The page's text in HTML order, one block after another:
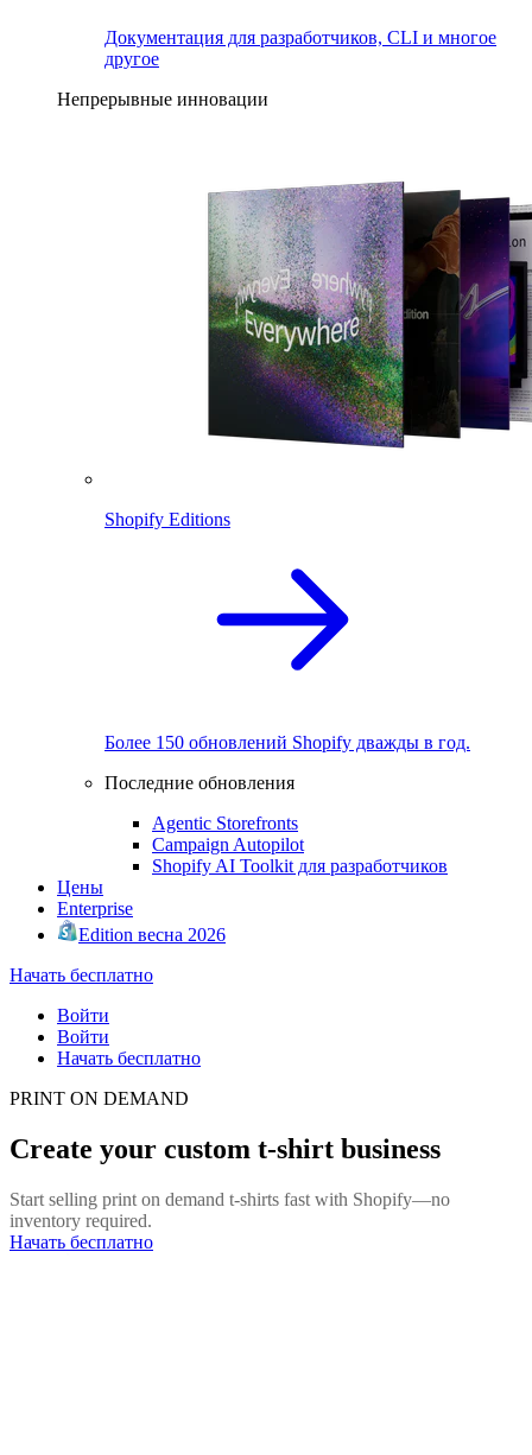
Документация для разработчиков, CLI и многое
другое
Непрерывные инновации
Shopify Editions
Более 150 обновлений Shopify дважды в год.
Последние обновления
Agentic Storefronts
Campaign Autopilot
Shopify AI Toolkit для разработчиков
Цены
Enterprise
Edition весна 2026
Начать бесплатно
Войти
Войти
Начать бесплатно
PRINT ON DEMAND
Create your custom t-shirt business
Start selling print on demand t-shirts fast with Shopify—no
inventory required.
Начать бесплатно